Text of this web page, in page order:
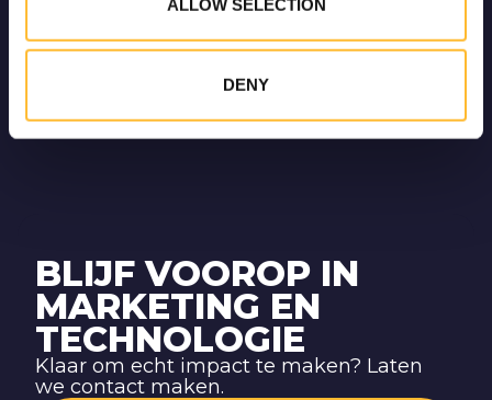
ALLOW SELECTION
DENY
individuen niet alleen in banen worden geplaatst,
maar zich professioneel blijven ontwikkelen.
innovatie in personeelsbeheer, waardoor het een
waardevolle partner is voor groeiende organisaties.
BLIJF VOOROP IN
MARKETING EN
TECHNOLOGIE
Klaar om echt impact te maken? Laten
we contact maken.